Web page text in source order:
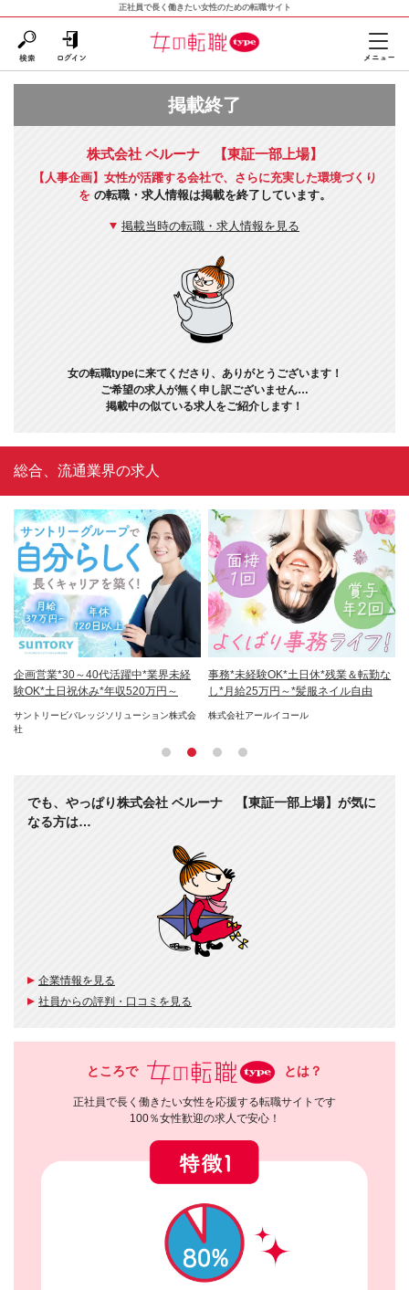
正社員で長く働きたい女性のための転職サイト
掲載終了
株式会社 ベルーナ 【東証一部上場】
【人事企画】女性が活躍する会社で、さらに充実した環境づくり
を の転職・求人情報は掲載を終了しています。
掲載当時の転職・求人情報を見る
女の転職typeに来てくださり、ありがとうございます！
ご希望の求人が無く申し訳ございません…
掲載中の似ている求人をご紹介します！
総合、流通業界の求人
企画営業*30～40代活躍中*業界未経
験OK*土日祝休み*年収520万円～
サントリービバレッジソリューション株式会
社
事務*未経験OK*土日休*残業＆転勤な
し*月給25万円～*髪服ネイル自由
株式会社アールイコール
でも、やっぱり株式会社 ベルーナ 【東証一部上場】が気に
なる方は…
企業情報を見る
社員からの評判・口コミを見る
ところで とは？
正社員で長く働きたい女性を応援する転職サイトです
100％女性歓迎の求人で安心！